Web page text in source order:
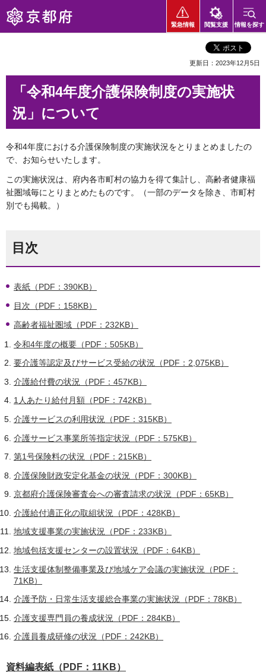
京都府
緊急情報 閲覧支援 情報を探す
更新日：2023年12月5日
「令和4年度介護保険制度の実施状
況」について
令和4年度における介護保険制度の実施状況をとりまとめましたの
で、お知らせいたします。
この実施状況は、府内各市町村の協力を得て集計し、高齢者健康福
祉圏域毎にとりまとめたものです。（一部のデータを除き、市町村
別でも掲載。）
目次
表紙（PDF：390KB）
目次（PDF：158KB）
高齢者福祉圏域（PDF：232KB）
令和4年度の概要（PDF：505KB）
要介護等認定及びサービス受給の状況（PDF：2,075KB）
介護給付費の状況（PDF：457KB）
1人あたり給付月額（PDF：742KB）
介護サービスの利用状況（PDF：315KB）
介護サービス事業所等指定状況（PDF：575KB）
第1号保険料の状況（PDF：215KB）
介護保険財政安定化基金の状況（PDF：300KB）
京都府介護保険審査会への審査請求の状況（PDF：65KB）
介護給付適正化の取組状況（PDF：428KB）
地域支援事業の実施状況（PDF：233KB）
地域包括支援センターの設置状況（PDF：64KB）
生活支援体制整備事業及び地域ケア会議の実施状況（PDF：
71KB）
介護予防・日常生活支援総合事業の実施状況（PDF：78KB）
介護支援専門員の養成状況（PDF：284KB）
介護員養成研修の状況（PDF：242KB）
資料編表紙（PDF：11KB）